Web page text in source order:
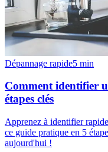
Dépannage rapide5 min
Comment identifier
étapes clés
Apprenez à identifier
ce guide pratique en 5
aujourd'hui !